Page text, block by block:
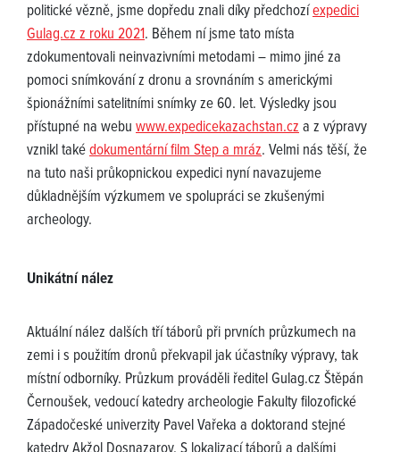
politické vězně, jsme dopředu znali díky předchozíexpedici
Gulag.cz z roku 2021. Během ní jsme tato místa
zdokumentovali neinvazivními metodami – mimo jiné za
pomoci snímkování z dronu a srovnáním s americkými
špionážními satelitními snímky ze 60. let. Výsledky jsou
přístupné na webu www.expedicekazachstan.cza z výpravy
vznikl takédokumentární film Step a mráz. Velmi nás těší, že
na tuto naši průkopnickou expedici nyní navazujeme
důkladnějším výzkumem ve spolupráci se zkušenými
archeology.
Unikátní nález
Aktuální nález dalších tří táborů při prvních průzkumech na
zemi i s použitím dronů překvapil jak účastníky výpravy, tak
místní odborníky. Průzkum prováděli ředitel Gulag.cz Štěpán
Černoušek, vedoucí katedry archeologie Fakulty filozofické
Západočeské univerzity Pavel Vařeka a doktorand stejné